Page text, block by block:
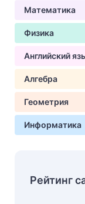
Математика
Физика
Английский
Алгебра
Геометрия
Информатика
Рейтинг